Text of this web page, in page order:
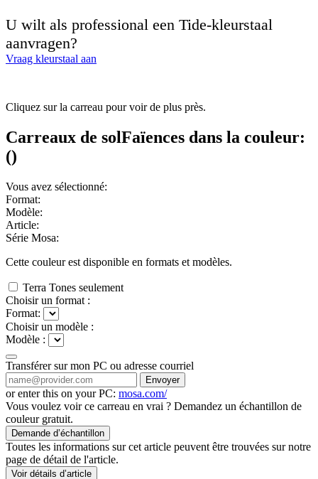
U wilt als professional een Tide-kleurstaal
aanvragen?
Vraag kleurstaal aan
Cliquez sur la carreau pour voir de plus près.
Carreaux de solFaïences dans la couleur:
()
Vous avez sélectionné:
Format:
Modèle:
Article:
Série Mosa:
Cette couleur est disponible en formats et modèles.
Terra Tones seulement
Choisir un format :
Format:
Choisir un modèle :
Modèle :
Transférer sur mon PC ou adresse courriel
Envoyer
or enter this on your PC: mosa.com/
Vous voulez voir ce carreau en vrai ? Demandez un échantillon de
couleur gratuit.
Demande d’échantillon
Toutes les informations sur cet article peuvent être trouvées sur notre
page de détail de l'article.
Voir détails d’article